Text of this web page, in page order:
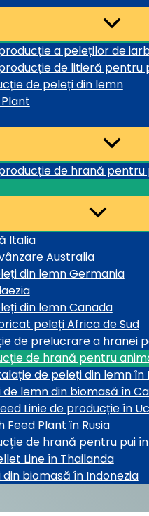
a peleților de
de litieră pentru
de peleți din lemn
de hrană
Italia
Australia
din lemn Germania
din lemn Canada
peleți Africa de Sud
de prelucrare a hranei
de hrană pentru
de peleți din lemn în
de lemn din biomasă în
Linie de producție în
Feed Plant în Rusia
de hrană pentru pui
Line în Thailanda
din biomasă în Indonezia